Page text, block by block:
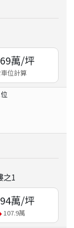
萬/坪
位計算
之1
萬/坪
107.9萬